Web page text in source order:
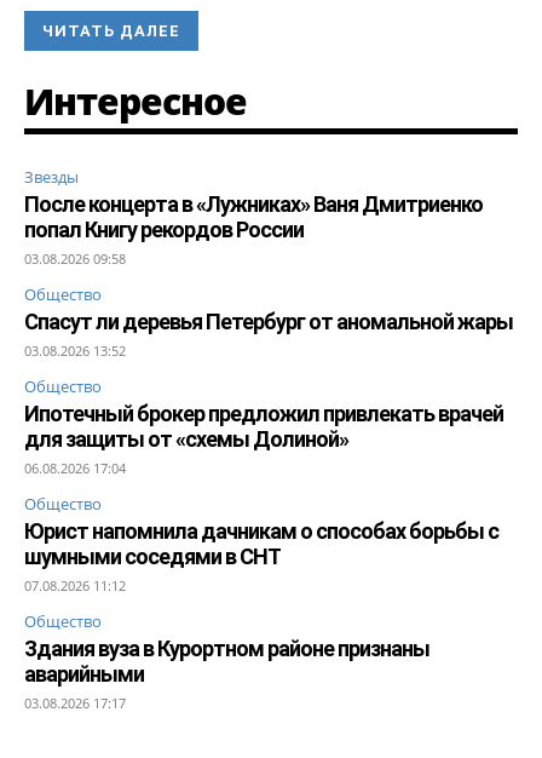
ЧИТАТЬ ДАЛЕЕ
Интересное
Звезды
После концерта в «Лужниках» Ваня Дмитриенко
попал Книгу рекордов России
03.08.2026 09:58
Общество
Спасут ли деревья Петербург от аномальной жары
03.08.2026 13:52
Общество
Ипотечный брокер предложил привлекать врачей
для защиты от «схемы Долиной»
06.08.2026 17:04
Общество
Юрист напомнила дачникам о способах борьбы с
шумными соседями в СНТ
07.08.2026 11:12
Общество
Здания вуза в Курортном районе признаны
аварийными
03.08.2026 17:17